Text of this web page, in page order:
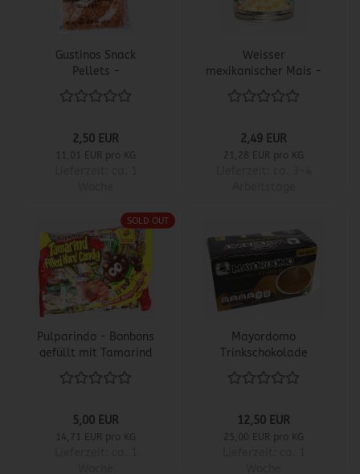
Gustinos Snack
Pellets -
Chicharrones de
Harina para freír
2,50 EUR
11,01 EUR pro KG
Weisser
mexikanischer Mais -
Elote Blanco
2,49 EUR
21,28 EUR pro KG
SOLD OUT
Pulparindo - Bonbons
gefüllt mit Tamarind
- Dulce relleno de
Tamarindo
5,00 EUR
14,71 EUR pro KG
Mayordomo
Trinkschokolade
12,50 EUR
25,00 EUR pro KG